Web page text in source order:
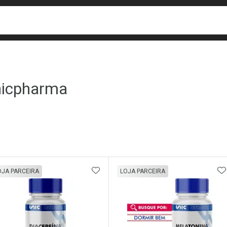
PARCEIRA ADICIONAR AOS FAVORITOS
LOJA PARCEIRA